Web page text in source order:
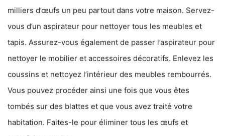
milliers d’œufs un peu partout dans votre maison. Servez-
vous d’un aspirateur pour nettoyer tous les meubles et
tapis. Assurez-vous également de passer l’aspirateur pour
nettoyer le mobilier et accessoires décoratifs. Enlevez les
coussins et nettoyez l’intérieur des meubles rembourrés.
Vous pouvez procéder ainsi une fois que vous êtes
tombés sur des blattes et que vous avez traité votre
habitation. Faites-le pour éliminer tous les œufs et